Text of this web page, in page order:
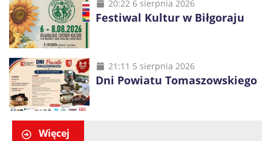
20:22 6 sierpnia 2026
Festiwal Kultur w Biłgoraju
21:11 5 sierpnia 2026
Dni Powiatu Tomaszowskiego
Więcej